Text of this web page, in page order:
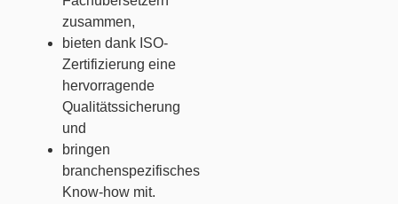
zusammen,
bieten dank ISO-
Zertifizierung eine
hervorragende
Qualitätssicherung
und
bringen
branchenspezifisches
Know-how mit.